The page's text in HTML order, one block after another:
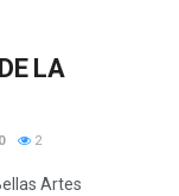
LA
0 2
Artes